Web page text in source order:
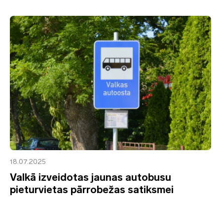
18.07.2025
Valkā izveidotas jaunas autobusu
pieturvietas pārrobežas satiksmei